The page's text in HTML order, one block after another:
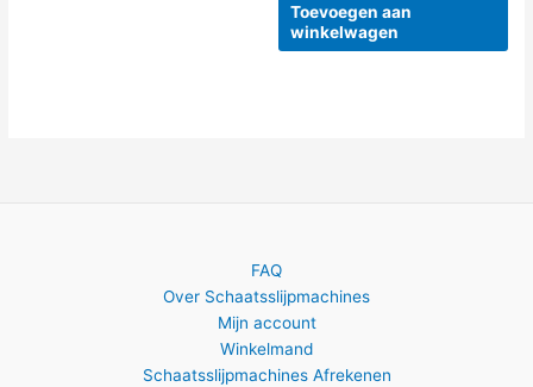
Toevoegen aan
winkelwagen
FAQ
Over Schaatsslijpmachines
Mijn account
Winkelmand
Schaatsslijpmachines Afrekenen